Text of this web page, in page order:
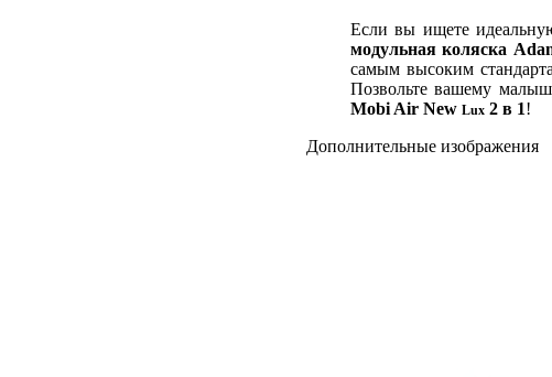
Если вы ищете
модульная коляска
самым высоким
Позвольте вашему
Mobi Air New Lux 2 в 1!
Дополнительные изображения